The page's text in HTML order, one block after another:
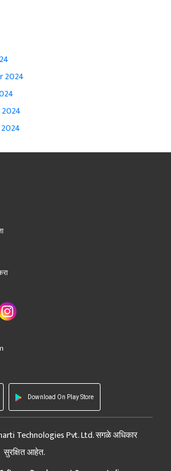
2024
Download On Play Store
Technologies Pvt. Ltd. सगळे अधिकार
सुरक्षित आहेत.